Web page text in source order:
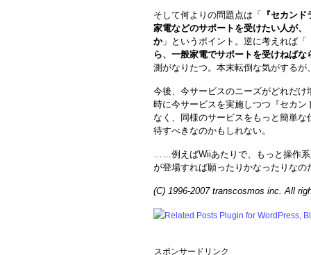
そして何よりの問題点は「
『セカン
家電などのサポートを受けたい人が
か」というポイント。逆に考えれば「
ら、一般家電でサポートを受けねば
測がなりたつ。本末転倒な気がする
今後、今サービスのニーズがどれだ
時に今サービスを実施しつつ『セカ
なく、同様のサービスをもっと簡単
待すべきなのかもしれない。
……例えばWiiあたりで、もっと操作
が登場すれば願ったりかなったりなの
(C) 1996-2007 transcosmos inc. All
スポンサードリンク